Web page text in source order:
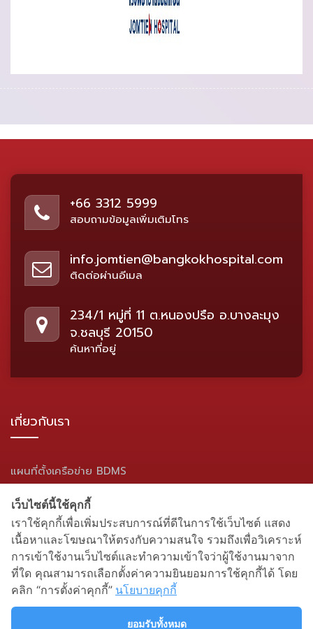
+66 3312 5999
สอบถามข้อมูลเพิ่มเติมโทร
info.jomtien@bangkokhospital.com
ติดต่อผ่านอีเมล
234/1 หมู่ที่ 11 ต.หนองปรือ อ.บางละมุง
จ.ชลบุรี 20150
ค้นหาที่อยู่
เกี่ยวกับเรา
แผนที่ตั้งเครือข่าย BDMS
แผนผังเว็บไซต์
สื่อสังคมออนไลน์
เว็บไซต์นี้ใช้คุกกี้
เราใช้คุกกี้เพื่อเพิ่มประสบการณ์ที่ดีในการใช้เว็บไซต์ แสดง
เนื้อหาและโฆษณาให้ตรงกับความสนใจ รวมถึงเพื่อวิเคราะห์
การเข้าใช้งานเว็บไซต์และทำความเข้าใจว่าผู้ใช้งานมาจาก
ที่ใด คุณสามารถเลือกตั้งค่าความยินยอมการใช้คุกกี้ได้ โดย
คลิก “การตั้งค่าคุกกี้” นโยบายคุกกี้
ยอมรับทั้งหมด